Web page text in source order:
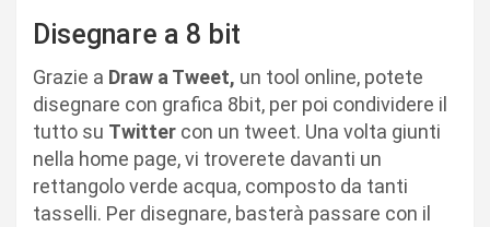
Disegnare a 8 bit
Grazie a Draw a Tweet, un tool online, potete
disegnare con grafica 8bit, per poi condividere il
tutto su Twitter con un tweet. Una volta giunti
nella home page, vi troverete davanti un
rettangolo verde acqua, composto da tanti
tasselli. Per disegnare, basterà passare con il